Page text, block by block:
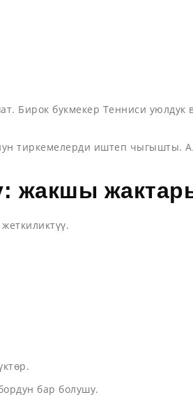
букмекер Тенниси уюлдук
тиркемелерди иштеп
жакшы
бар болушу.